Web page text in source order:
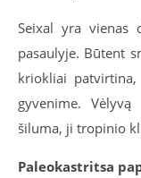
Seixal yra vienas
pasaulyje. Būtent
kriokliai
gyvenime.
šiluma, ji tropinio
Paleokastritsa